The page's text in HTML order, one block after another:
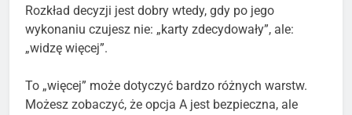
Rozkład decyzji jest dobry wtedy, gdy po jego
wykonaniu czujesz nie: „karty zdecydowały”, ale:
„widzę więcej”.
To „więcej” może dotyczyć bardzo różnych warstw.
Możesz zobaczyć, że opcja A jest bezpieczna, ale